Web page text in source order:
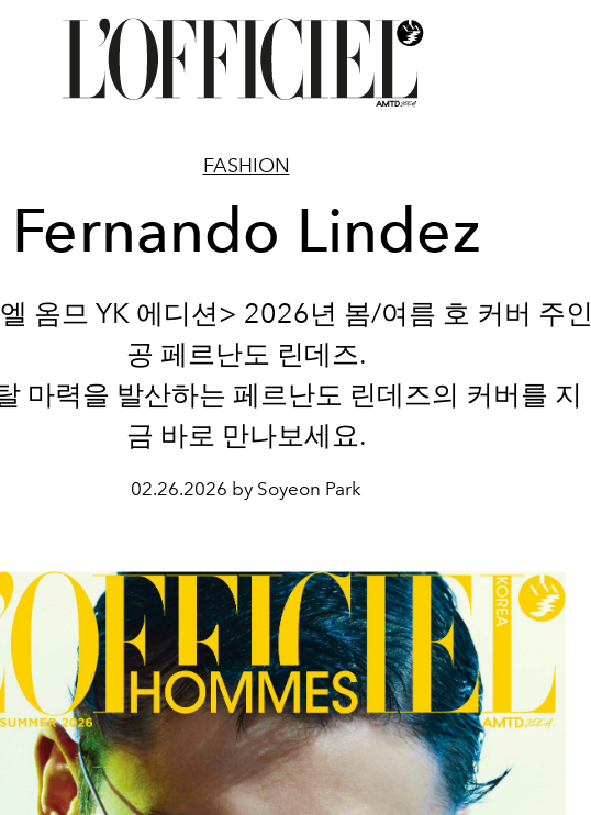
FASHION
Fernando Lindez
옴므 YK 에디션> 2026년 봄/여름 호 커버 주인
공 페르난도 린데즈.
마력을 발산하는 페르난도 린데즈의 커버를 지
금 바로 만나보세요.
02.26.2026 by Soyeon Park